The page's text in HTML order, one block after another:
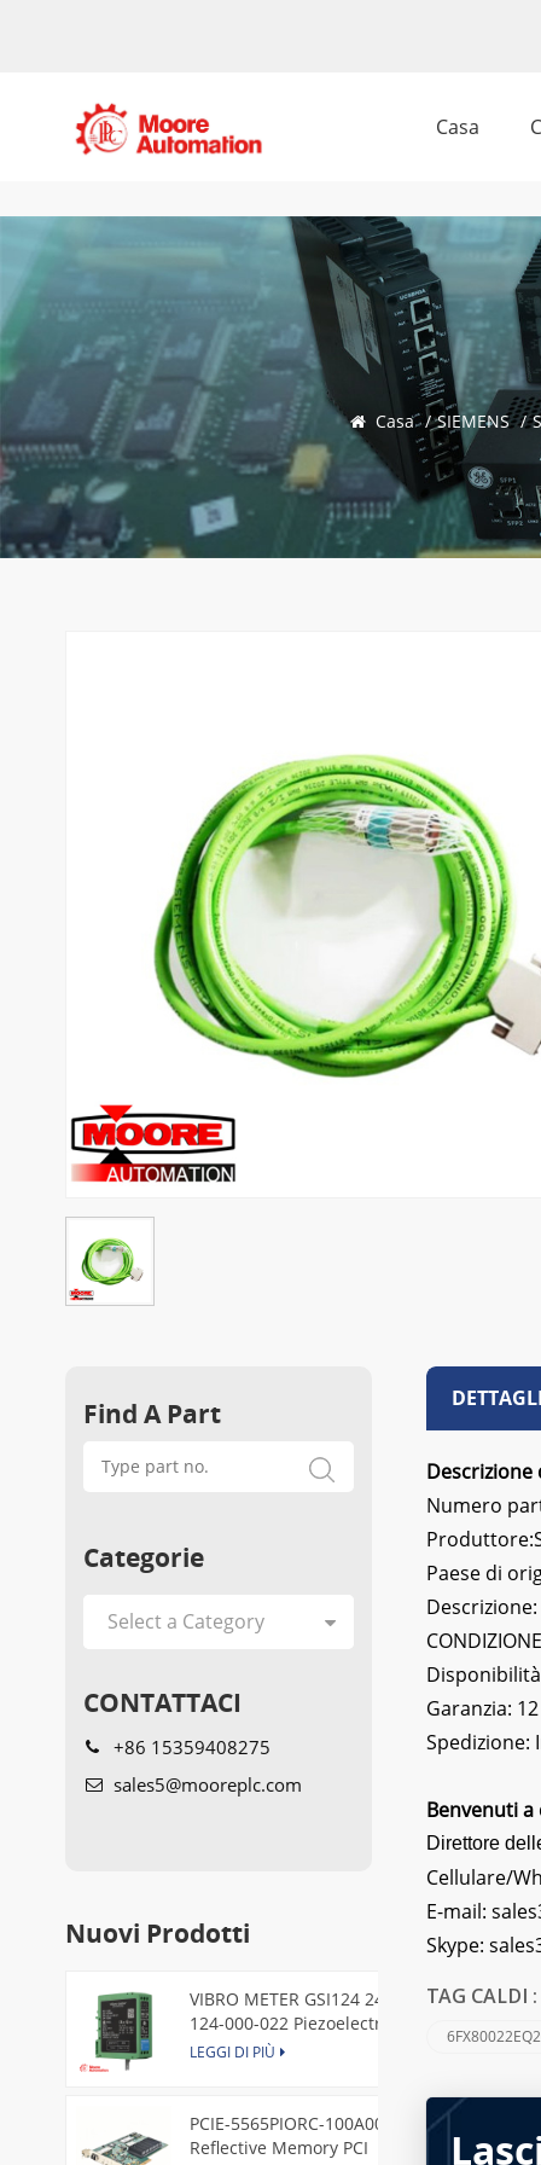
Casa
Casa / SIEMENS /
Numero
Paese di
Descrizione:
Garanzia:
Spedizione:
Benvenuti
Direttore
Cellulare/
E-mail:
Skype:
TAG CALDI :
Find A Part
Categorie
CONTATTACI
+86 15359408275
sales5@mooreplc.com
Nuovi Prodotti
VIBRO METER GSI124 244-
124-000-022 Piezoelectric
Pressure Transducer
LEGGI DI PIÙ
PCIE-5565PIORC-100A00
Reflective Memory PCI